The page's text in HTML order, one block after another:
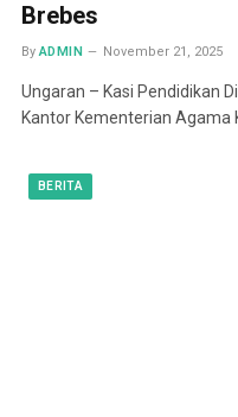
Brebes
By ADMIN November 21, 2025
Ungaran – Kasi Pendidikan
Kantor Kementerian Agama
BERITA